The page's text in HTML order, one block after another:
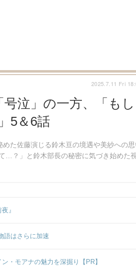
泣」の一方、「もし
5＆6話
た佐藤演じる鈴木亘の境遇や美紗への思
…？」と鈴木部長の秘密に気づき始めた視
2025.7.11 Fri
』
語はさらに加速
・モアナの魅力を深掘り【PR】